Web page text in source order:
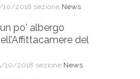
10/2018 sezione News
po' albergo
del
10/2018 sezione News